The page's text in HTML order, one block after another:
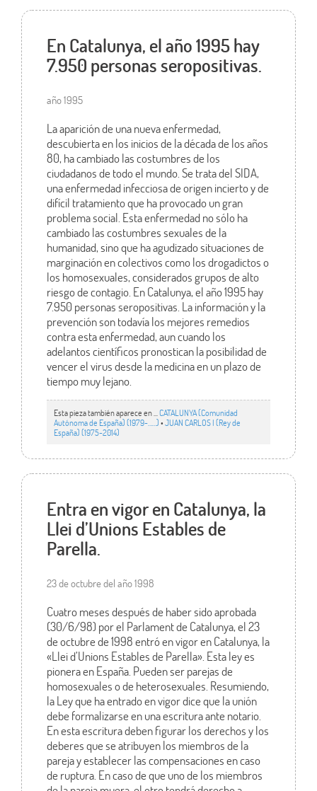
En Catalunya, el año 1995 hay
7.950 personas seropositivas.
año 1995
La aparición de una nueva enfermedad,
descubierta en los inicios de la década de los años
80, ha cambiado las costumbres de los
ciudadanos de todo el mundo. Se trata del SIDA,
una enfermedad infecciosa de origen incierto y de
difícil tratamiento que ha provocado un gran
problema social. Esta enfermedad no sólo ha
cambiado las costumbres sexuales de la
humanidad, sino que ha agudizado situaciones de
marginación en colectivos como los drogadictos o
los homosexuales, considerados grupos de alto
riesgo de contagio. En Catalunya, el año 1995 hay
7.950 personas seropositivas. La información y la
prevención son todavía los mejores remedios
contra esta enfermedad, aun cuando los
adelantos científicos pronostican la posibilidad de
vencer el virus desde la medicina en un plazo de
tiempo muy lejano.
Esta pieza también aparece en ... CATALUNYA (Comunidad
Autónoma de España) (1979-……)•JUAN CARLOS I (Rey de
España) (1975-2014)
Entra en vigor en Catalunya, la
Llei d’Unions Estables de
Parella.
23 de octubre del año 1998
Cuatro meses después de haber sido aprobada
(30/6/98) por el Parlament de Catalunya, el 23
de octubre de 1998 entró en vigor en Catalunya, la
«Llei d’Unions Estables de Parella». Esta ley es
pionera en España. Pueden ser parejas de
homosexuales o de heterosexuales. Resumiendo,
la Ley que ha entrado en vigor dice que la unión
debe formalizarse en una escritura ante notario.
En esta escritura deben figurar los derechos y los
deberes que se atribuyen los miembros de la
pareja y establecer las compensaciones en caso
de ruptura. En caso de que uno de los miembros